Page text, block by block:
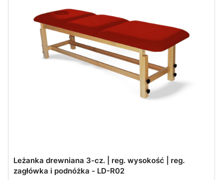
Leżanka drewniana 3-cz. | reg. wysokość | reg.
zagłówka i podnóżka - LD-R02